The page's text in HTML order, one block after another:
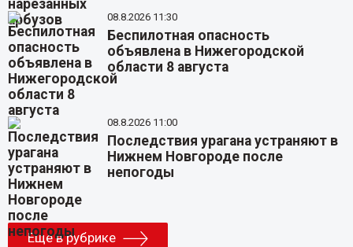
08.8.2026 11:30
Беспилотная опасность
объявлена в Нижегородской
области 8 августа
08.8.2026 11:00
Последствия урагана устраняют в
Нижнем Новгороде после
непогоды
Еще в рубрике